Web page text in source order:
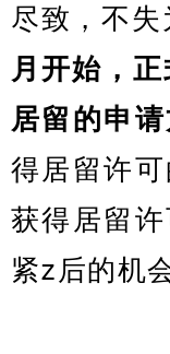
尽致，不
月开始，
居留的申
得居留许
获得居留
紧z后的机